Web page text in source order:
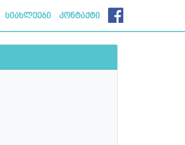
სიახლეები კონტაქტი